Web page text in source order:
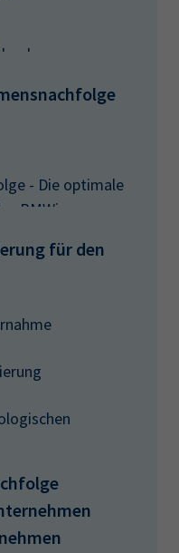
- Die optimale
BMWi
für den